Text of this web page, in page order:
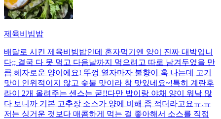
제육비빔밥
배달로 시킨 제육비빔밥인데 혼자먹기엔 양이 진짜 대박입니
다;; 결국 다 못 먹고 다음날까지 먹으려고 따로 남겨두었을 만
큼 혜자로운 양이에요! 뚜껑 열자마자 불향이 훅 나는데 고기
맛이 인위적이지 않고 숯불 맛이라 참 맛있네요~!특히 계란후
라이 2개 올려주는 센스는 굳!! ​다만 밥이랑 야채 양이 워낙 많
다 보니까 기본 고추장 소스가 양에 비해 좀 적더라고요ㅠ.ㅠ
저는 싱거운 것보다 매콤하게 먹는 걸 좋아해서 소스를 직접